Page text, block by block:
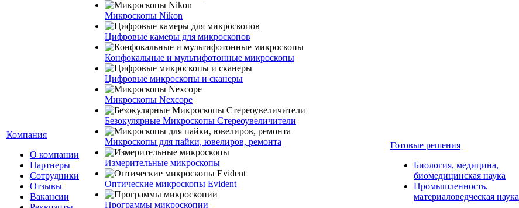
Компания
О компании
Партнеры
Сотрудники
Отзывы
Вакансии
Микроскопы Nikon
Цифровые камеры для микроскопов
Конфокальные и мультифотонные микроскопы
Цифровые микроскопы и сканеры
Микроскопы Nexcope
Безокулярные Микроскопы Стереоувеличители
Микроскопы для пайки, ювелиров, ремонта
Измерительные микроскопы
Оптические микроскопы Evident
Программы микроскопии
Готовые решения
Биология, медицина,
биомедицинская наука
Промышленность,
материаловедческая наука